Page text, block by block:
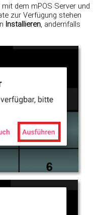
dem mPOS Server und
zur Verfügung stehen
Installieren, andernfalls